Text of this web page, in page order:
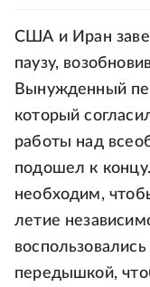
США и Иран
паузу,
Вынужденный
который
работы над
подошел к
необходим,
летие
передышкой,